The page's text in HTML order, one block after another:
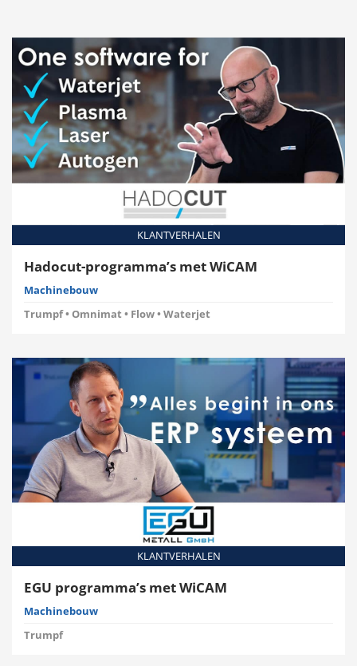
Modules
Interfaces
Systeemeisen
Aangestuurde
machines
KLANTVERHALEN
Hadocut-programma’s met WiCAM
Machinebouw
Trumpf • Omnimat • Flow • Waterjet
KLANTVERHALEN
EGU programma’s met WiCAM
Machinebouw
Trumpf